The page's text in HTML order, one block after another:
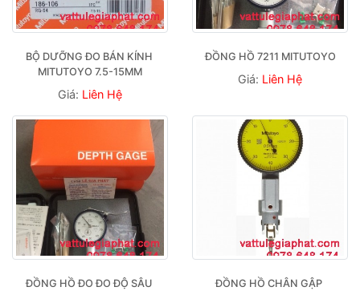
BỘ DƯỠNG ĐO BÁN KÍNH
MITUTOYO 7.5-15MM
Giá: Liên Hệ
ĐỒNG HỒ 7211 MITUTOYO
Giá: Liên Hệ
ĐỒNG HỒ ĐO ĐO ĐỘ SÂU
ĐỒNG HỒ CHÂN GẬP